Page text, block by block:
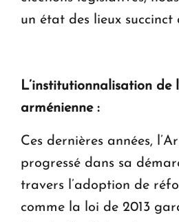
un état des lieux succinct
L’institutionnalisation de
arménienne :
Ces dernières années,
progressé dans sa
travers l’adoption de
comme la loi de 2013